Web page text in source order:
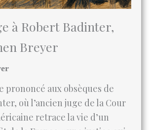
Breyer
prononcé aux obsèques de
où l’ancien juge de la Cour
de la France « une justice qui
et rappelle aux jeunes
l’État de droit reste à